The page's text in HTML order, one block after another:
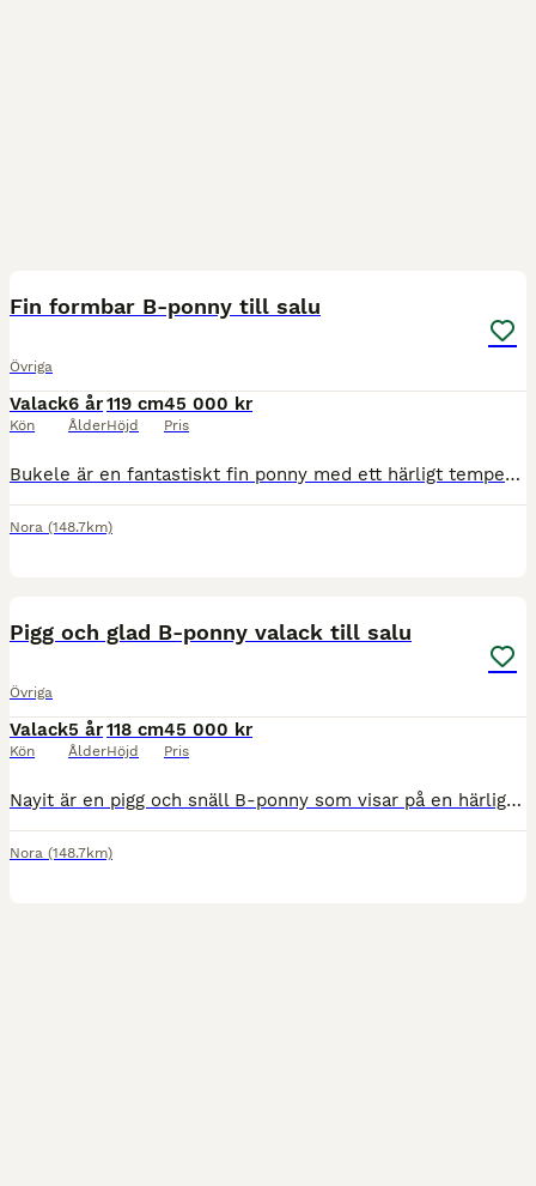
Fin formbar B-ponny till salu
Övriga
Valack
Kön
6 år
Ålder
119 cm
Höjd
45 000 kr
Pris
Bukele är en fantastiskt fin ponny med ett härligt temperament och vilja att lära sig. Han är tränad mycket från marken och är väldigt lyhörd och lydig. Han tycker det är roligt att arbeta och han har ett otroligt fint temperament. Han är inriden nu under sommaren och riden i alla tre gångarter. Han är löshoppad och visar då på fin teknik och positiv inställning. Bukele är
Nora (148.7km)
Pigg och glad B-ponny valack till salu
Övriga
Valack
Kön
5 år
Ålder
118 cm
Höjd
45 000 kr
Pris
Nayit är en pigg och snäll B-ponny som visar på en härlig inställning till arbete och ett fint temperament Han är tränad mycket från marken, framför allt tömkörd, och är väldigt lyhörd och lydig. Han tycker det är roligt att arbeta och är mån om att göra rätt. Han är inriden nu under sommaren och riden i alla tre gångarter, en process som har flutit på väldigt fint med Nay
Nora (148.7km)